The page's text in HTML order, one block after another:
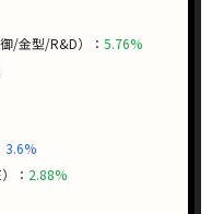
/金型/R&D）： 5.76%
3.6%
： 2.88%